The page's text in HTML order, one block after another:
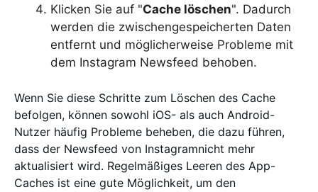
Klicken Sie auf "Cache löschen". Dadurch
werden die zwischengespeicherten Daten
entfernt und möglicherweise Probleme mit
dem Instagram Newsfeed behoben.
Wenn Sie diese Schritte zum Löschen des Cache
befolgen, können sowohl iOS- als auch Android-
Nutzer häufig Probleme beheben, die dazu führen,
dass der Newsfeed von Instagramnicht mehr
aktualisiert wird. Regelmäßiges Leeren des App-
Caches ist eine gute Möglichkeit, um den